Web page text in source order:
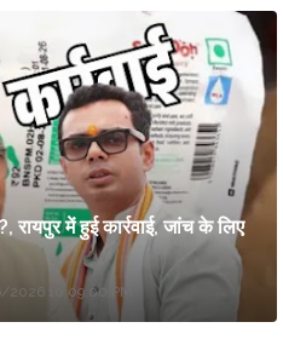
में हुई कार्रवाई, जांच के लिए
10:09:00 PM